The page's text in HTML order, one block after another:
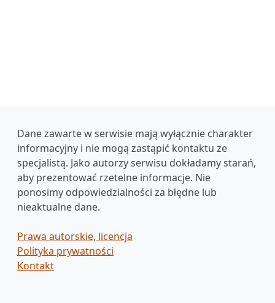
Dane zawarte w serwisie mają wyłącznie charakter
informacyjny i nie mogą zastąpić kontaktu ze
specjalistą. Jako autorzy serwisu dokładamy starań,
aby prezentować rzetelne informacje. Nie
ponosimy odpowiedzialności za błędne lub
nieaktualne dane.
Prawa autorskie, licencja
Polityka prywatności
Kontakt